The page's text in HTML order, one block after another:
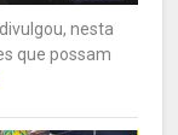
nesta
que possam